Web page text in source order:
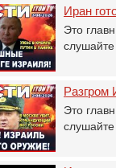
Иран
Это
Разгром
Это